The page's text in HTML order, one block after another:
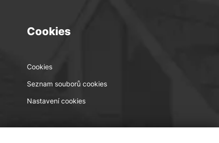
Cookies
Cookies
Seznam souborů cookies
Nastavení cookies